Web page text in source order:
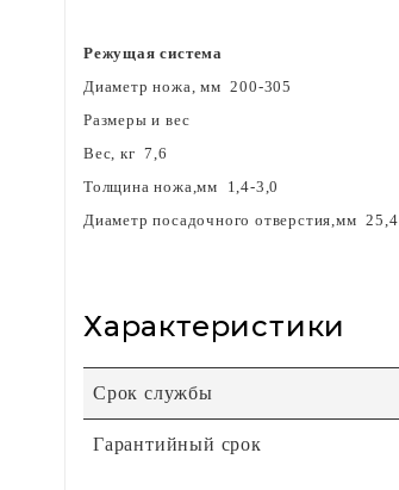
Режущая система
Диаметр ножа, мм 200-305
Размеры и вес
Вес, кг 7,6
Толщина ножа,мм 1,4-3,0
Диаметр посадочного отверстия,мм 25,4
Характеристики
Срок службы
Гарантийный срок